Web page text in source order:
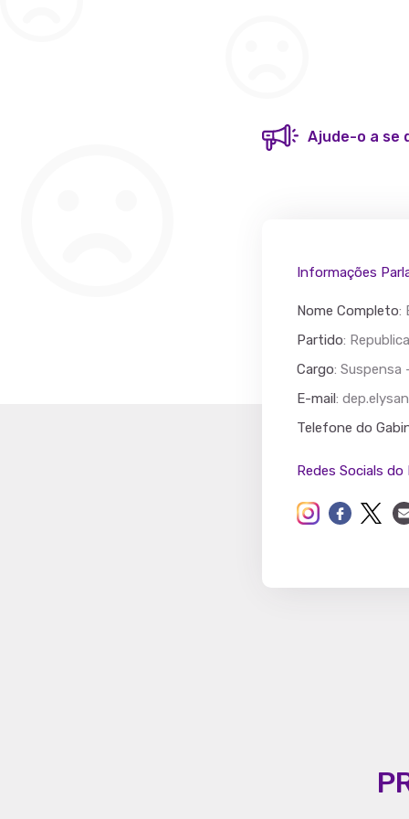
Ajude-o a se
Informações
Nome Completo:
Partido:
Cargo: Suspensa
E-mail:
Telefone do
Redes Socials do
Partido